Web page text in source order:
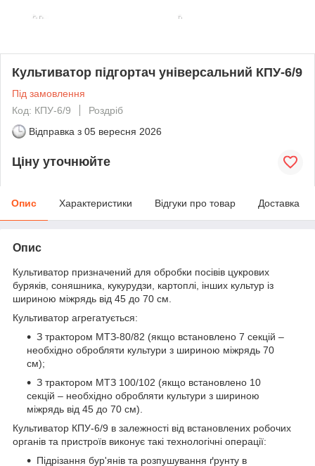
Культиватор підгортач універсальний КПУ-6/9
Під замовлення
Код: КПУ-6/9
Роздріб
Відправка з 05 вересня 2026
Ціну уточнюйте
Опис Характеристики Відгуки про товар Доставка
Опис
Культиватор призначений для обробки посівів цукрових
буряків, соняшника, кукурудзи, картоплі, інших культур із
шириною міжрядь від 45 до 70 см.
Культиватор агрегатується:
З трактором МТЗ-80/82 (якщо встановлено 7 секцій –
необхідно обробляти культури з шириною міжрядь 70
см);
З трактором МТЗ 100/102 (якщо встановлено 10
секцій – необхідно обробляти культури з шириною
міжрядь від 45 до 70 см).
Культиватор КПУ-6/9 в залежності від встановлених робочих
органів та пристроїв виконує такі технологічні операції:
Підрізання бур'янів та розпушування ґрунту в